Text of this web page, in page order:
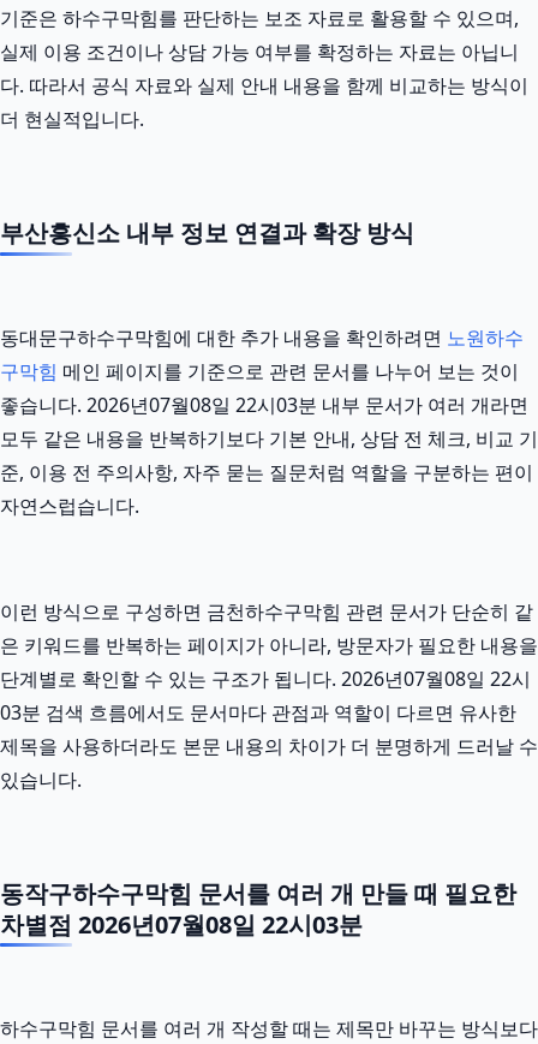
기준은 하수구막힘를 판단하는 보조 자료로 활용할 수 있으며,
실제 이용 조건이나 상담 가능 여부를 확정하는 자료는 아닙니
다. 따라서 공식 자료와 실제 안내 내용을 함께 비교하는 방식이
더 현실적입니다.
부산흥신소 내부 정보 연결과 확장 방식
동대문구하수구막힘에 대한 추가 내용을 확인하려면 노원하수
구막힘 메인 페이지를 기준으로 관련 문서를 나누어 보는 것이
좋습니다. 2026년07월08일 22시03분 내부 문서가 여러 개라면
모두 같은 내용을 반복하기보다 기본 안내, 상담 전 체크, 비교 기
준, 이용 전 주의사항, 자주 묻는 질문처럼 역할을 구분하는 편이
자연스럽습니다.
이런 방식으로 구성하면 금천하수구막힘 관련 문서가 단순히 같
은 키워드를 반복하는 페이지가 아니라, 방문자가 필요한 내용을
단계별로 확인할 수 있는 구조가 됩니다. 2026년07월08일 22시
03분 검색 흐름에서도 문서마다 관점과 역할이 다르면 유사한
제목을 사용하더라도 본문 내용의 차이가 더 분명하게 드러날 수
있습니다.
동작구하수구막힘 문서를 여러 개 만들 때 필요한
차별점 2026년07월08일 22시03분
하수구막힘 문서를 여러 개 작성할 때는 제목만 바꾸는 방식보다